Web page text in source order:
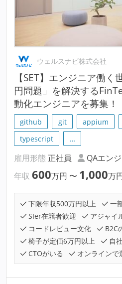
ウェルスナビ株式会社
【SET】エンジニア働
円問題」を解決する
動化エンジニアを募集！
github git appium
typescript
…
雇用形態 正社員 QAエン
年収 600万円 〜 1,000万
下限年収500万円以上
一
SIer在籍者歓迎
アジャイ
コードレビュー文化
B2C
椅子が定価6万円以上
自
CTOがいる
オンラインで